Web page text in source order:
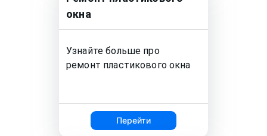
окна
Узнайте больше про
ремонт пластикового окна
Перейти